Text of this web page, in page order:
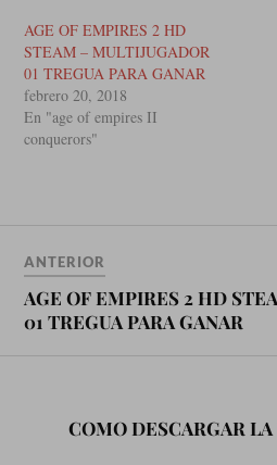
AGE OF EMPIRES 2 HD
STEAM – MULTIJUGADOR
01 TREGUA PARA GANAR
febrero 20, 2018
En "age of empires II
conquerors"
ANTERIOR
AGE OF EMPIRES 2 HD
01 TREGUA PARA GANAR
COMO DESCARGAR